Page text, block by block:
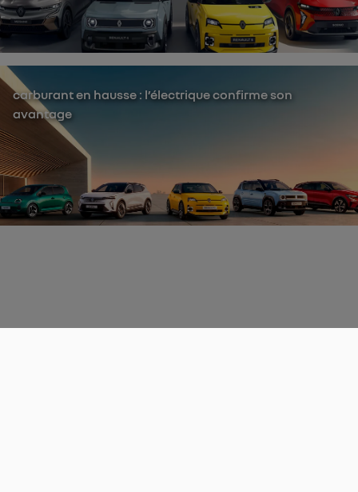
carburant en hausse : l’électrique confirme son
avantage